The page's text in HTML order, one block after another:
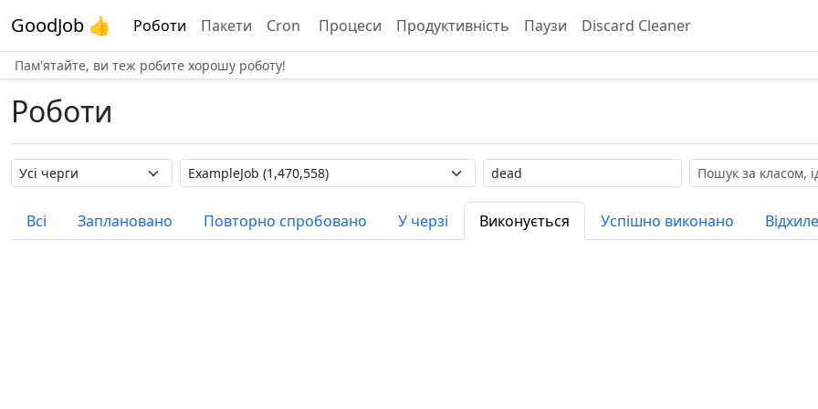
GoodJob 👍 Роботи Пакети Cron Процеси Продуктивність Паузи Discard Cleaner
Пам'ятайте, ви теж робите хорошу роботу!
Роботи
Назва черги Назва роботи Мітка Пошук
Всі Заплановано Повторно спробовано У черзі Виконується Успішно виконано